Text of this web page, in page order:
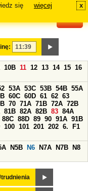
się
więcej x
10B 11 12 13 14 15 16
53A 53C 53B 54B 55A
60C 60D 61 62 63
70 71A 71B 72A 72B
81B 82A 82B 83 84A
88C 88D 89 90 91A 91B
100 101 201 202 6.
F1
N5B N6 N7A N7B
N8